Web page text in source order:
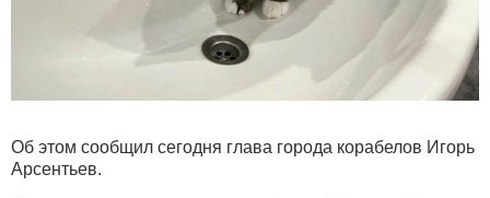
Об этом сообщил сегодня глава города корабелов Игорь
Арсентьев.